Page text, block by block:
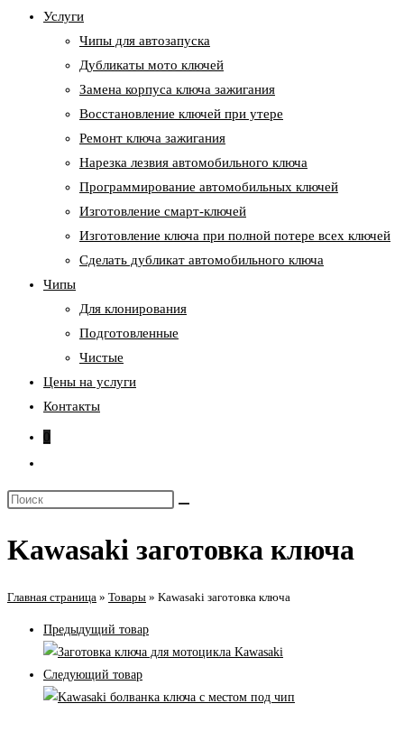
Услуги
Чипы для автозапуска
Дубликаты мото ключей
Замена корпуса ключа зажигания
Восстановление ключей при утере
Ремонт ключа зажигания
Нарезка лезвия автомобильного ключа
Программирование автомобильных ключей
Изготовление смарт-ключей
Изготовление ключа при полной потере всех ключей
Cделать дубликат автомобильного ключа
Чипы
Для клонирования
Подготовленные
Чистые
Цены на услуги
Контакты
0
по
сайту
Поиск
сайте
Kawasaki заготовка ключа
Главная страница » Товары » Kawasaki заготовка ключа
Предыдущий товар
Следующий товар